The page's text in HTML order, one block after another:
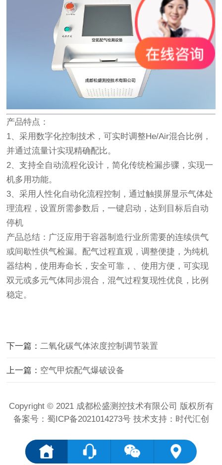
产品特点：
1、采用数字化控制技术，可实时调整He/Air混合比例，
并通过流量计实现精确配比。
2、支持全自动流程化设计，简化传统检漏步骤，实现一
机多用功能。
3、采用人性化自动化流程控制，通过触摸屏显示气体处
理流程，设置所需参数后，一键启动，达到目标后自动
停机
产品总结： 广泛应用于容器制造行业所需要的连续供气
或间歇性供气检漏。配气过程直观，调整便捷，为纯机
器结构，使用寿命长，安全可靠，、使用方便，可实现
双元或多元气体同步混合，混气过程复现性优良，比例
稳定。
下一篇：二氧化碳气体浓度控制调节装置
上一篇： 空气甲烷配气爆破设备
Copyright © 2021 成都松盛测控技术有限公司 版权所有
备案号： 蜀ICP备2021014273号 技术支持：时代汇创